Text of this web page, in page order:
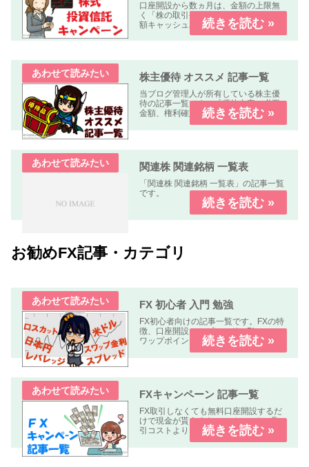
口座開設から数ヵ月は、金額の上限無
く「株の取引手数料が無料」又は「全
額キャッシュバック」のキャンペーン
中心に掲載しています。
株主優待 オススメ 記事一覧
当ブログ管理人が所有している株主優
待の記事一覧です。「優待内容、必要
金額、権利確定日、優待到着日、使用
期限、優待利回り、配当利回り、オス
スメ度」などについて解説します。
関連株 関連銘柄 一覧表
「関連株 関連銘柄 一覧表」の記事一覧
です。
お勧めFX記事・カテゴリ
FX 初心者 入門 勉強
FX初心者向けの記事一覧です。FXの特
徴、口座開設、スプレッド、Pips、ス
ワップポイント、レバレッジ、ロン
グ、ショート、ロット、ロスカットな
どについて解説します、
FXキャンペーン 記事一覧
FX取引しなくても無料口座開設するだ
けで現金が貰えるキャンペーンや、取
引コストよりも貰える金額の方が多い
オトクなキャンペーン中心に掲載して
います。